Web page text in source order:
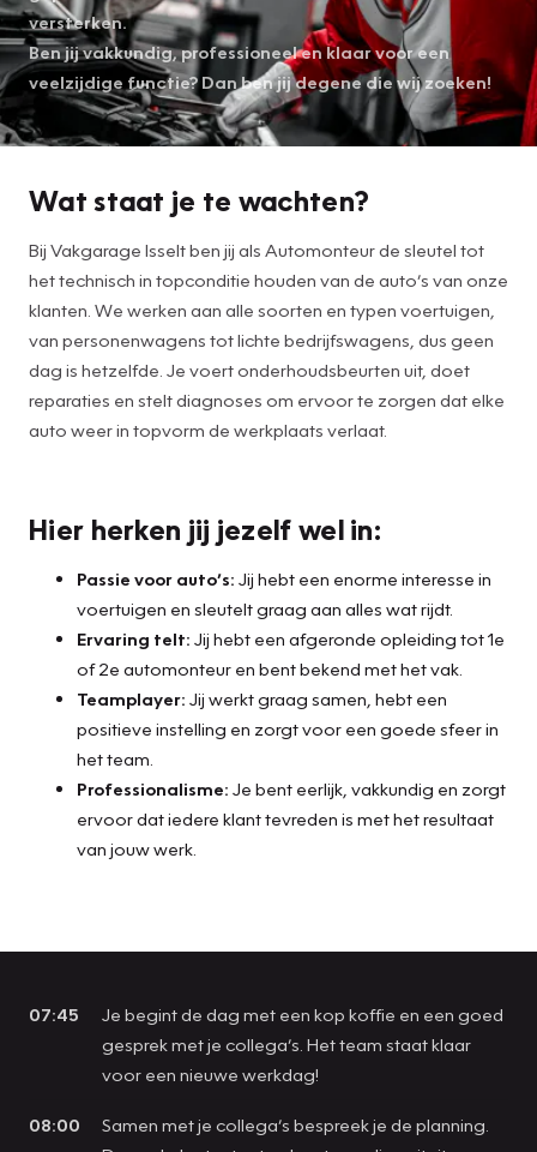
versterken.
Ben jij vakkundig, professioneel en klaar voor een
veelzijdige functie? Dan ben jij degene die wij zoeken!
Wat staat je te wachten?
Bij Vakgarage Isselt ben jij als Automonteur de sleutel tot
het technisch in topconditie houden van de auto’s van onze
klanten. We werken aan alle soorten en typen voertuigen,
van personenwagens tot lichte bedrijfswagens, dus geen
dag is hetzelfde. Je voert onderhoudsbeurten uit, doet
reparaties en stelt diagnoses om ervoor te zorgen dat elke
auto weer in topvorm de werkplaats verlaat.
Hier herken jij jezelf wel in:
Passie voor auto’s: Jij hebt een enorme interesse in
voertuigen en sleutelt graag aan alles wat rijdt.
Ervaring telt: Jij hebt een afgeronde opleiding tot 1e
of 2e automonteur en bent bekend met het vak.
Teamplayer: Jij werkt graag samen, hebt een
positieve instelling en zorgt voor een goede sfeer in
het team.
Professionalisme: Je bent eerlijk, vakkundig en zorgt
ervoor dat iedere klant tevreden is met het resultaat
van jouw werk.
07:45
Je begint de dag met een kop koffie en een goed
gesprek met je collega’s. Het team staat klaar
voor een nieuwe werkdag!
08:00
Samen met je collega’s bespreek je de planning.